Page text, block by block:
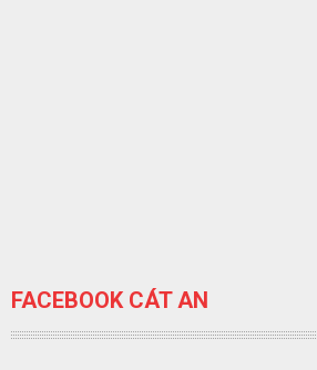
FACEBOOK CÁT AN